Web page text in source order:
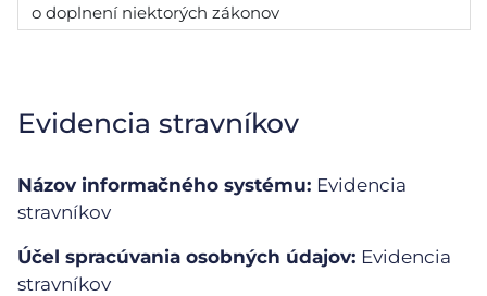
o doplnení niektorých zákonov
Evidencia stravníkov
Názov informačného systému: Evidencia
stravníkov
Účel spracúvania osobných údajov: Evidencia
stravníkov